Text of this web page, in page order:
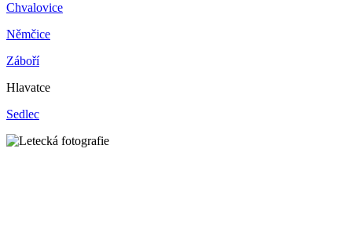
Chvalovice
Němčice
Záboří
Hlavatce
Sedlec